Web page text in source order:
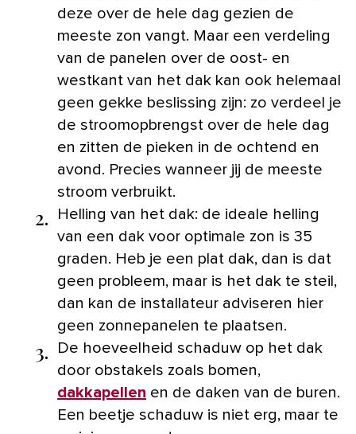
deze over de hele dag gezien de
meeste zon vangt. Maar een verdeling
van de panelen over de oost- en
westkant van het dak kan ook helemaal
geen gekke beslissing zijn: zo verdeel je
de stroomopbrengst over de hele dag
en zitten de pieken in de ochtend en
avond. Precies wanneer jij de meeste
stroom verbruikt.
2.
Helling van het dak: de ideale helling
van een dak voor optimale zon is 35
graden. Heb je een plat dak, dan is dat
geen probleem, maar is het dak te steil,
dan kan de installateur adviseren hier
geen zonnepanelen te plaatsen.
3.
De hoeveelheid schaduw op het dak
door obstakels zoals bomen,
dakkapellen en de daken van de buren.
Een beetje schaduw is niet erg, maar te